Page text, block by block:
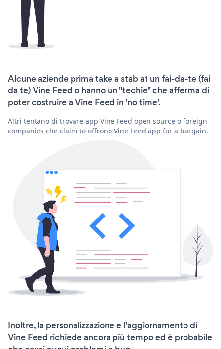
Alcune aziende prima take a stab at un fai-da-te (fai
da te) Vine Feed o hanno un "techie" che afferma di
poter costruire a Vine Feed in 'no time'.
Altri tentano di trovare app Vine Feed open source o foreign
companies che claim to offrono Vine Feed app for a bargain.
Inoltre, la personalizzazione e l'aggiornamento di
Vine Feed richiede ancora più tempo ed è probabile